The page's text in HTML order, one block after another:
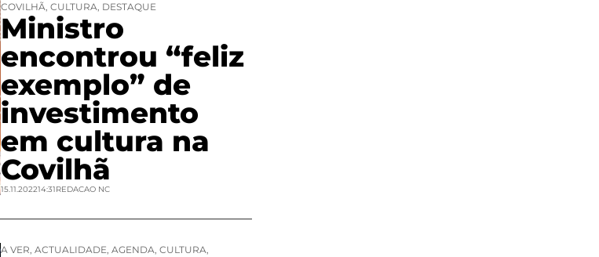
COVILHÃ, CULTURA, DESTAQUE
Ministro
encontrou “feliz
exemplo” de
investimento
em cultura na
Covilhã
15.11.202214:31REDACAO NC
A VER, ACTUALIDADE, AGENDA, CULTURA,